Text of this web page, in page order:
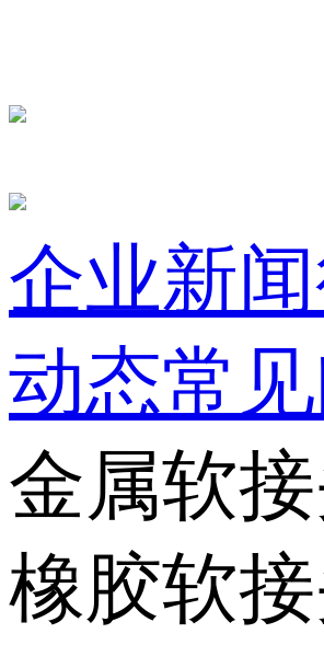
企业新闻
动态常
金属软
橡胶软